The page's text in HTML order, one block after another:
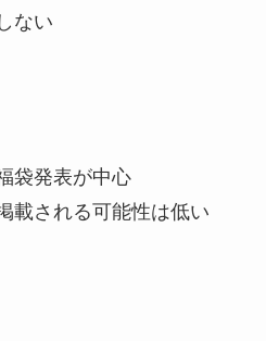
ない
袋発表が中心
載される可能性は低い